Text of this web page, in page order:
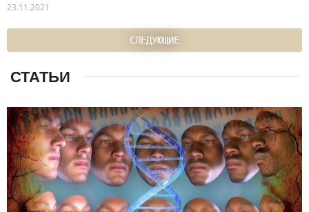
23.11.2021
СЛЕДУЮЩИЕ
СТАТЬИ